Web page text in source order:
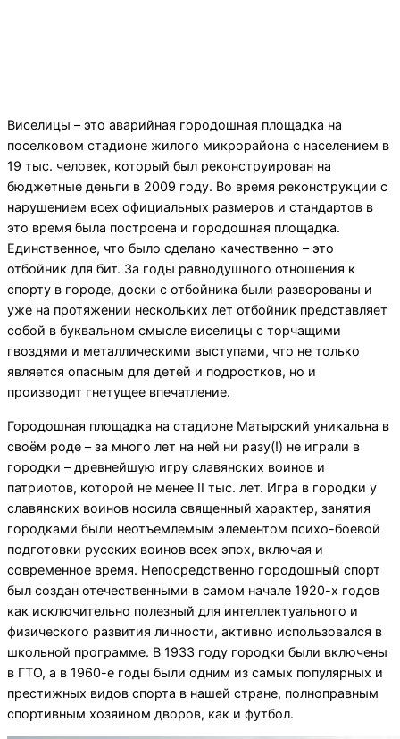
Виселицы – это аварийная городошная площадка на
поселковом стадионе жилого микрорайона с населением в
19 тыс. человек, который был реконструирован на
бюджетные деньги в 2009 году. Во время реконструкции с
нарушением всех официальных размеров и стандартов в
это время была построена и городошная площадка.
Единственное, что было сделано качественно – это
отбойник для бит. За годы равнодушного отношения к
спорту в городе, доски с отбойника были разворованы и
уже на протяжении нескольких лет отбойник представляет
собой в буквальном смысле виселицы с торчащими
гвоздями и металлическими выступами, что не только
является опасным для детей и подростков, но и
производит гнетущее впечатление.
Городошная площадка на стадионе Матырский уникальна в
своём роде – за много лет на ней ни разу(!) не играли в
городки – древнейшую игру славянских воинов и
патриотов, которой не менее II тыс. лет. Игра в городки у
славянских воинов носила священный характер, занятия
городками были неотъемлемым элементом психо-боевой
подготовки русских воинов всех эпох, включая и
современное время. Непосредственно городошный спорт
был создан отечественными в самом начале 1920-х годов
как исключительно полезный для интеллектуального и
физического развития личности, активно использовался в
школьной программе. В 1933 году городки были включены
в ГТО, а в 1960-е годы были одним из самых популярных и
престижных видов спорта в нашей стране, полноправным
спортивным хозяином дворов, как и футбол.